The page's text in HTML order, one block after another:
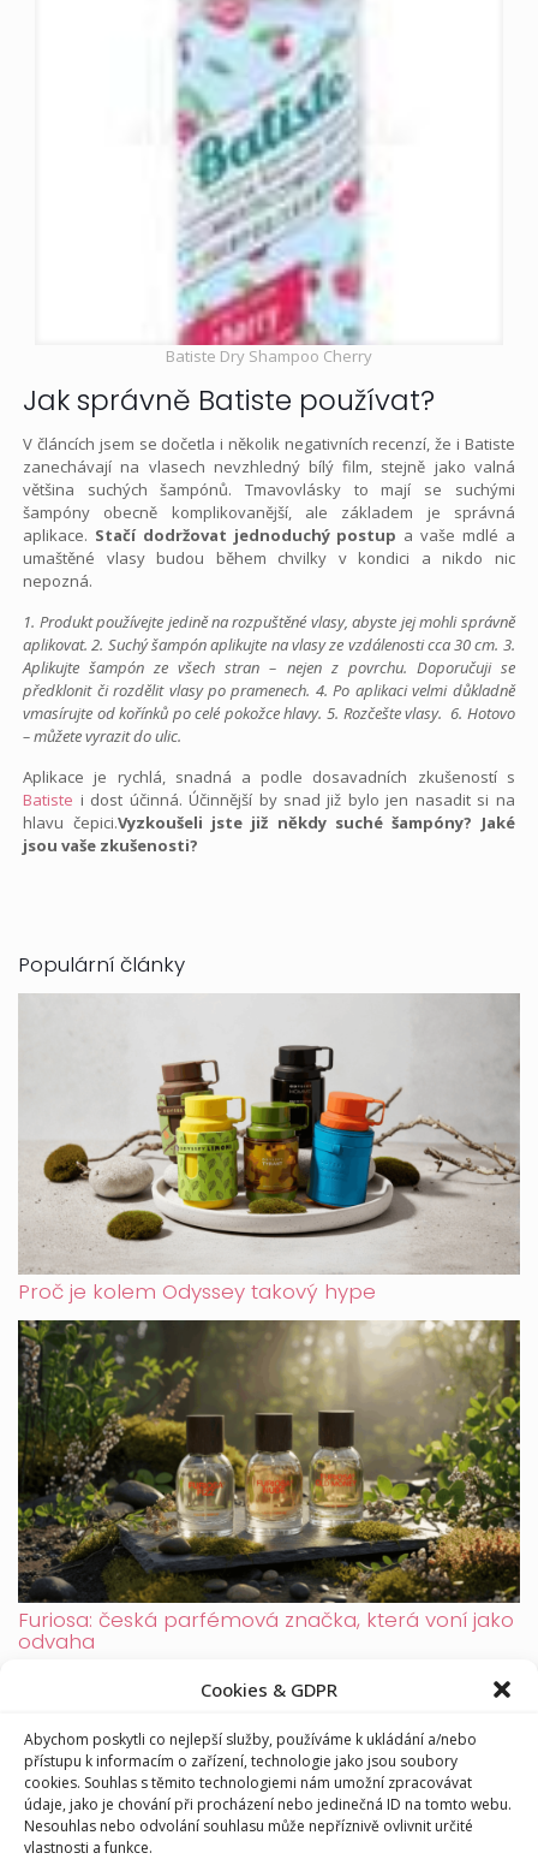
Cookies & GDPR
Abychom poskytli co nejlepší služby, používáme k ukládání a/nebo
přístupu k informacím o zařízení, technologie jako jsou soubory
cookies. Souhlas s těmito technologiemi nám umožní zpracovávat
údaje, jako je chování při procházení nebo jedinečná ID na tomto webu.
Nesouhlas nebo odvolání souhlasu může nepříznivě ovlivnit určité
vlastnosti a funkce.
Batiste Dry Shampoo Cherry
Jak správně Batiste používat?
V článcích jsem se dočetla i několik negativních recenzí, že i Batiste
zanechávají na vlasech nevzhledný bílý film, stejně jako valná
většina suchých šampónů. Tmavovlásky to mají se suchými
šampóny obecně komplikovanější, ale základem je správná
aplikace. Stačí dodržovat jednoduchý postup a vaše mdlé a
umaštěné vlasy budou během chvilky v kondici a nikdo nic
nepozná.
1. Produkt používejte jedině na rozpuštěné vlasy, abyste jej mohli správně
aplikovat. 2. Suchý šampón aplikujte na vlasy ze vzdálenosti cca 30 cm. 3.
Aplikujte šampón ze všech stran – nejen z povrchu. Doporučuji se
předklonit či rozdělit vlasy po pramenech. 4. Po aplikaci velmi důkladně
vmasírujte od kořínků po celé pokožce hlavy.5. Rozčešte vlasy. 6. Hotovo
– můžete vyrazit do ulic.
Aplikace je rychlá, snadná a podle dosavadních zkušeností s
Batiste i dost účinná. Účinnější by snad již bylo jen nasadit si na
hlavu čepici.Vyzkoušeli jste již někdy suché šampóny? Jaké
jsou vaše zkušenosti?
Populární články
Proč je kolem Odyssey takový hype
Furiosa: česká parfémová značka, která voní jako
odvaha